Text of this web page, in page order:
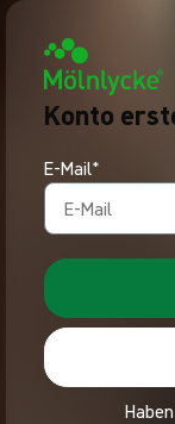
Konto
E-Mail*